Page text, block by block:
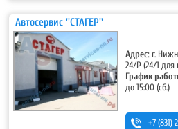
Автосервис ''СТАГЕР''
Адрес: г.
24/Р (24/1 для
График
до 15:00 (сб.)